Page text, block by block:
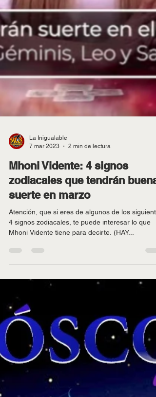
7 mar 2023
2 min de lectura
Mhoni Vidente: 4 signos
zodiacales que tendrán buena
suerte en marzo
Atención, que si eres de algunos de los
Mhoni Vidente tiene para decirte. (HAY...